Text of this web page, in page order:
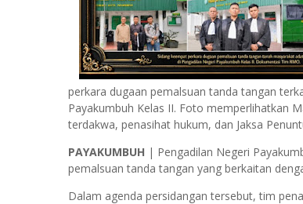
perkara dugaan pemalsuan tanda tangan
Payakumbuh Kelas II. Foto memperlihatkan
terdakwa, penasihat hukum, dan Jaksa
PAYAKUMBUH | Pengadilan Negeri
pemalsuan tanda tangan yang berkaitan
Dalam agenda persidangan tersebut, tim